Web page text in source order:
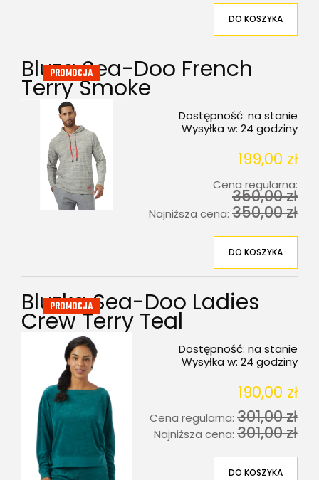
DO KOSZYKA
Bluza Sea-Doo French
Terry Smoke
Dostępność: na stanie
Wysyłka w: 24 godziny
199,00 zł
Cena regularna:
350,00 zł
Najniższa cena: 350,00 zł
DO KOSZYKA
PROMOCJA
Bluzka Sea-Doo Ladies
Crew Terry Teal
Dostępność: na stanie
Wysyłka w: 24 godziny
190,00 zł
Cena regularna: 301,00 zł
Najniższa cena: 301,00 zł
DO KOSZYKA
PROMOCJA